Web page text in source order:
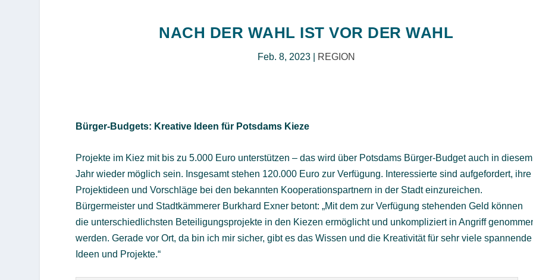
NACH DER WAHL IST VOR DER WAHL
Feb. 8, 2023| REGION
Bürger-Budgets: Kreative Ideen für Potsdams Kieze
Projekte im Kiez mit bis zu 5.000 Euro unterstützen – das wird über Potsdams Bürger-Budget auch in diesem
Jahr wieder möglich sein. Insgesamt stehen 120.000 Euro zur Verfügung. Interessierte sind aufgefordert, ihre
Projektideen und Vorschläge bei den bekannten Kooperationspartnern in der Stadt einzureichen.
Bürgermeister und Stadtkämmerer Burkhard Exner betont: „Mit dem zur Verfügung stehenden Geld können
die unterschiedlichsten Beteiligungsprojekte in den Kiezen ermöglicht und unkompliziert in Angriff
werden. Gerade vor Ort, da bin ich mir sicher, gibt es das Wissen und die Kreativität für sehr viele spannende
Ideen und Projekte.“